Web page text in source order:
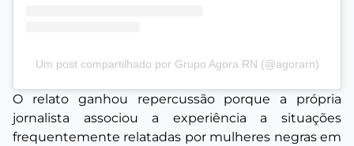
Um post compartilhado por Grupo Agora RN (@agorarn)
O relato ganhou repercussão porque a própria
jornalista associou a experiência a situações
frequentemente relatadas por mulheres negras em